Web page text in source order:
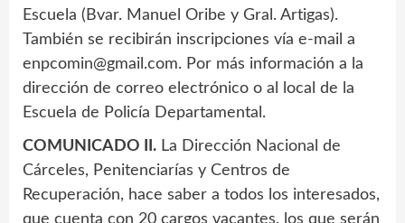
Escuela (Bvar. Manuel Oribe y Gral. Artigas).
También se recibirán inscripciones vía e-mail a
enpcomin@gmail.com. Por más información a la
dirección de correo electrónico o al local de la
Escuela de Policía Departamental.
COMUNICADO II. La Dirección Nacional de
Cárceles, Penitenciarías y Centros de
Recuperación, hace saber a todos los interesados,
que cuenta con 20 cargos vacantes, los que serán